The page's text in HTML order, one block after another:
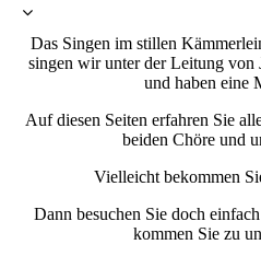
Das Singen im stillen
singen wir unter der Leitung von
und haben eine
Auf diesen Seiten erfahren Sie
beiden Chöre und
Vielleicht bekommen
Dann besuchen Sie doch
kommen Sie zu